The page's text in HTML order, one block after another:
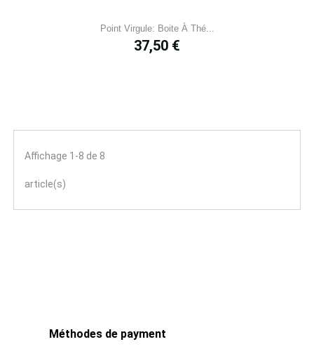
Point Virgule: Boite À Thé...
Prix
37,50 €
Affichage 1-8 de 8
article(s)
Méthodes de payment